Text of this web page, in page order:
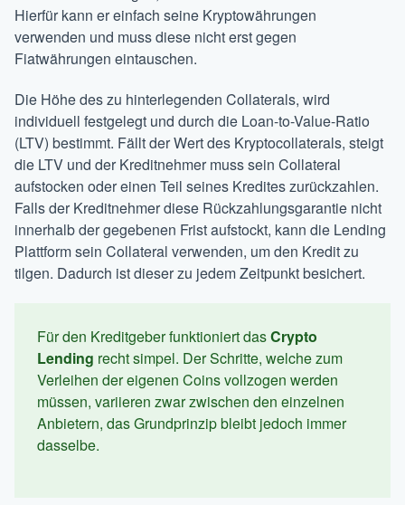
Hierfür kann er einfach seine Kryptowährungen
verwenden und muss diese nicht erst gegen
Fiatwährungen eintauschen.
Die Höhe des zu hinterlegenden Collaterals, wird
individuell festgelegt und durch die Loan-to-Value-Ratio
(LTV) bestimmt. Fällt der Wert des Kryptocollaterals, steigt
die LTV und der Kreditnehmer muss sein Collateral
aufstocken oder einen Teil seines Kredites zurückzahlen.
Falls der Kreditnehmer diese Rückzahlungsgarantie nicht
innerhalb der gegebenen Frist aufstockt, kann die Lending
Plattform sein Collateral verwenden, um den Kredit zu
tilgen. Dadurch ist dieser zu jedem Zeitpunkt besichert.
Für den Kreditgeber funktioniert dasCrypto
Lending recht simpel. Der Schritte, welche zum
Verleihen der eigenen Coins vollzogen werden
müssen, variieren zwar zwischen den einzelnen
Anbietern, das Grundprinzip bleibt jedoch immer
dasselbe.